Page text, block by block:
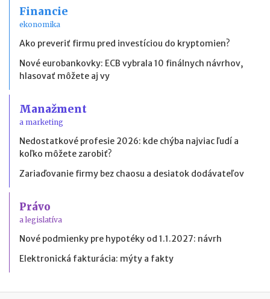
Financie
ekonomika
Ako preveriť firmu pred investíciou do kryptomien?
Nové eurobankovky: ECB vybrala 10 finálnych návrhov,
hlasovať môžete aj vy
Manažment
a marketing
Nedostatkové profesie 2026: kde chýba najviac ľudí a
koľko môžete zarobiť?
Zariaďovanie firmy bez chaosu a desiatok dodávateľov
Právo
a legislatíva
Nové podmienky pre hypotéky od 1.1.2027: návrh
Elektronická fakturácia: mýty a fakty